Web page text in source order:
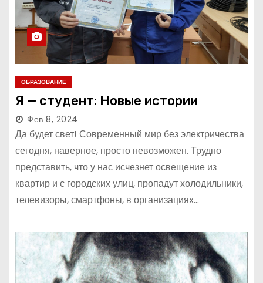
ОБРАЗОВАНИЕ
Я — студент: Новые истории
Фев 8, 2024
Да будет свет! Современный мир без электричества
сегодня, наверное, просто невозможен. Трудно
представить, что у нас исчезнет освещение из
квартир и с городских улиц, пропадут холодильники,
телевизоры, смартфоны, в организациях…